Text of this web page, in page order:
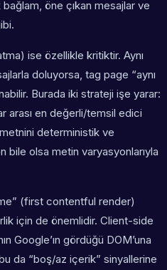
bağlam, öne çıkan mesajlar ve
ise özellikle kritiktir. Aynı
doluyorsa, tag page “aynı
Burada iki strateji işe yarar:
arası en değerli/temsil edici
deterministik ve
bile olsa metin varyasyonlarıyla
(first contentful render)
için de önemlidir. Client-side
Google’ın gördüğü DOM’una
da “boş/az içerik” sinyallerine